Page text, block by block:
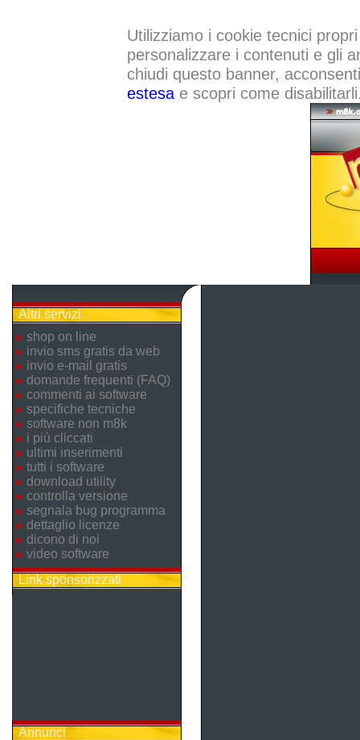
Utilizziamo i cookie tecnici
personalizzare i contenuti e gli
chiudi questo banner,
estesae scopri come
Altri servizi
shop on line
invio sms gratis da web
invio e-mail gratis
domande frequenti (FAQ)
commenti ai software
specifiche tecniche
software non m8k
i più cliccati
ultimi inserimenti
tutti i software
download utility
controlla versione
segnala bug programma
dettaglio licenze
dicono di noi
video software
Link sponsorizzati
Annunci